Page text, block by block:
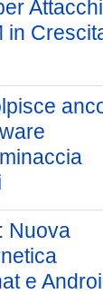
in
Nuova
e